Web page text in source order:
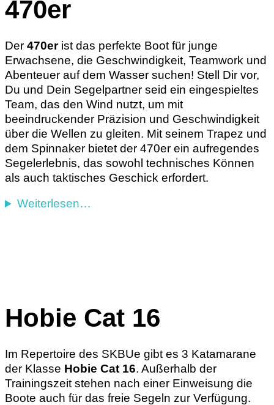
470er
Der 470er ist das perfekte Boot für junge
Erwachsene, die Geschwindigkeit, Teamwork und
Abenteuer auf dem Wasser suchen! Stell Dir vor,
Du und Dein Segelpartner seid ein eingespieltes
Team, das den Wind nutzt, um mit
beeindruckender Präzision und Geschwindigkeit
über die Wellen zu gleiten. Mit seinem Trapez und
dem Spinnaker bietet der 470er ein aufregendes
Segelerlebnis, das sowohl technisches Können
als auch taktisches Geschick erfordert.
Weiterlesen…
Hobie Cat 16
Im Repertoire des SKBUe gibt es 3 Katamarane
der Klasse Hobie Cat 16. Außerhalb der
Trainingszeit stehen nach einer Einweisung die
Boote auch für das freie Segeln zur Verfügung.